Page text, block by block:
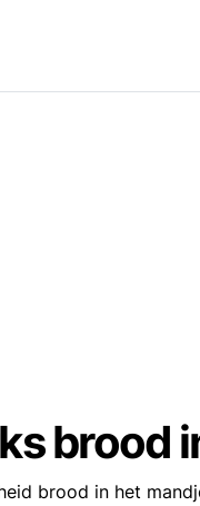
brood
brood in het